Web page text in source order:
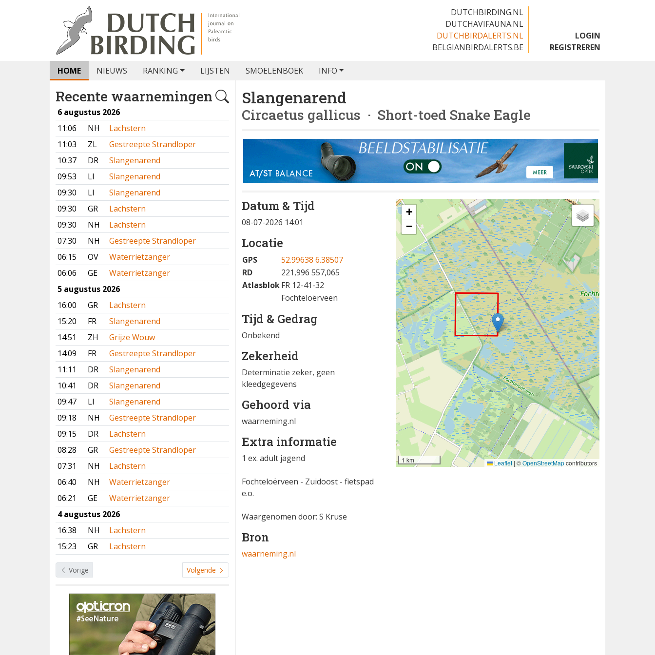
DUTCHBIRDING.NL
DUTCHAVIFAUNA.NL
DUTCHBIRDALERTS.NL
BELGIANBIRDALERTS.BE
LOGIN
REGISTREREN
HOME NIEUWS RANKING LIJSTEN SMOELENBOEK INFO
Recente waarnemingen
6 augustus 2026
11:06
NH
Lachstern
11:03
ZL
Gestreepte Strandloper
10:37
DR
Slangenarend
09:53
LI
Slangenarend
09:30
LI
Slangenarend
09:30
GR
Lachstern
09:30
NH
Lachstern
07:30
NH
Gestreepte Strandloper
06:15
OV
Waterrietzanger
06:06
GE
Waterrietzanger
5 augustus 2026
16:00
GR
Lachstern
15:20
FR
Slangenarend
14:51
ZH
Grijze Wouw
14:09
FR
Gestreepte Strandloper
11:11
DR
Slangenarend
10:41
DR
Slangenarend
09:47
LI
Slangenarend
09:18
NH
Gestreepte Strandloper
09:15
DR
Lachstern
08:28
GR
Gestreepte Strandloper
07:31
NH
Lachstern
06:40
NH
Waterrietzanger
06:21
GE
Waterrietzanger
4 augustus 2026
16:38
NH
Lachstern
15:23
GR Lachstern
Vorige Volgende
Slangenarend
Circaetus gallicus · Short-toed Snake Eagle
Datum & Tijd
08-07-2026 14:01
Locatie
GPS
52.99638 6.38507
RD
221,996 557,065
AtlasblokFR 12-41-32
Fochteloërveen
Tijd & Gedrag
Onbekend
Zekerheid
Determinatie zeker, geen
kleedgegevens
Gehoord via
waarneming.nl
Extra informatie
1 ex. adult jagend
Fochteloërveen - Zuidoost - fietspad
e.o.
Waargenomen door: S Kruse
Bron
waarneming.nl
+
−
1 km Leaflet | ©OpenStreetMapcontributors